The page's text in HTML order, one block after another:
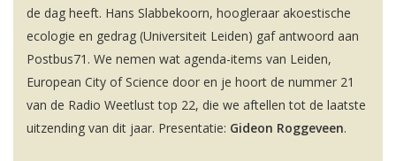
de dag heeft. Hans Slabbekoorn, hoogleraar akoestische
ecologie en gedrag (Universiteit Leiden) gaf antwoord aan
Postbus71. We nemen wat agenda-items van Leiden,
European City of Science door en je hoort de nummer 21
van de Radio Weetlust top 22, die we aftellen tot de laatste
uitzending van dit jaar. Presentatie: Gideon Roggeveen.